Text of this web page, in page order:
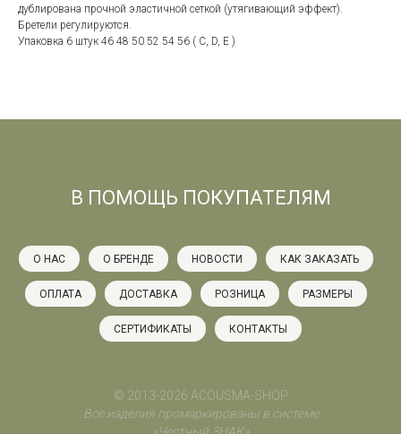
дублирована прочной эластичной сеткой (утягивающий эффект).
Бретели регулируются.
Упаковка 6 штук 46 48 50 52 54 56 ( С, D, E )
В ПОМОЩЬ ПОКУПАТЕЛЯМ
О НАС О БРЕНДЕ НОВОСТИ КАК ЗАКАЗАТЬ
ОПЛАТА ДОСТАВКА РОЗНИЦА РАЗМЕРЫ
СЕРТИФИКАТЫ КОНТАКТЫ
© 2013-2026 ACOUSMA-SHOP
Все изделия промаркированы в системе
«Честный ЗНАК»